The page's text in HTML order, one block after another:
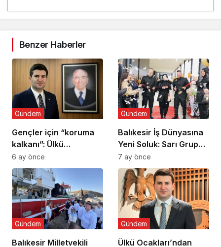
Benzer Haberler
Gençler için “koruma
kalkanı”: Ülkü
Ocaklarından
uyuşturucu ve dijital
bağımlılığa karşı
seferberlik
Gündem
6 ay önce
Balıkesir İş Dünyasına
Yeni Soluk: Sarı Grup
Törenle Açıldı
Gündem
7 ay önce
Balıkesir Milletvekili
Gündem
Ülkü Ocakları’ndan
Gündem